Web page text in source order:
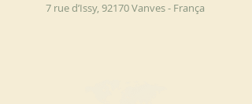
7 rue d’Issy, 92170 Vanves - França